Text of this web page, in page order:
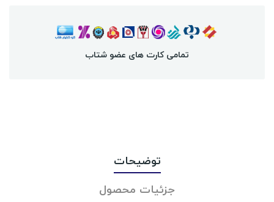
تمامی کارت های عضو شتاب
توضیحات
جزئیات محصول